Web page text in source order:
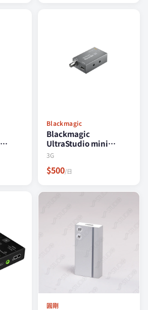
Blackmagic
Blackmagic
UltraStudio mini
recorder 3G
3G
$500/日
圓剛